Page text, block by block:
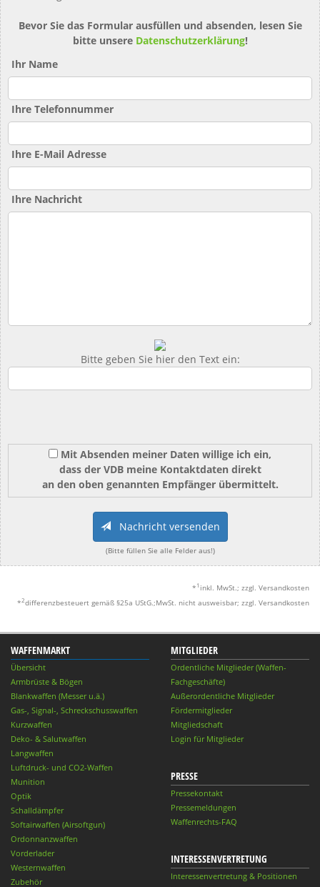
Bevor Sie das Formular ausfüllen und absenden, lesen Sie
bitte unsere Datenschutzerklärung!
Ihr Name
Ihre Telefonnummer
Ihre E-Mail Adresse
Ihre Nachricht
Bitte geben Sie hier den Text ein:
Mit Absenden meiner Daten willige ich ein,
dass der VDB meine Kontaktdaten direkt
an den oben genannten Empfänger übermittelt.
Nachricht versenden
(Bitte füllen Sie alle Felder aus!)
* 1 inkl. MwSt.; zzgl. Versandkosten
*2differenzbesteuert gemäß §25a UStG.;MwSt. nicht ausweisbar; zzgl. Versandkosten
WAFFENMARKT
Übersicht
Armbrüste & Bögen
Blankwaffen (Messer u.ä.)
Gas-, Signal-, Schreckschusswaffen
Kurzwaffen
Deko- & Salutwaffen
Langwaffen
Luftdruck- und CO2-Waffen
Munition
Optik
Schalldämpfer
Softairwaffen (Airsoftgun)
Ordonnanzwaffen
Vorderlader
Westernwaffen
Zubehör
MITGLIEDER
Ordentliche Mitglieder (Waffen-
Fachgeschäfte)
Außerordentliche Mitglieder
Fördermitglieder
Mitgliedschaft
Login für Mitglieder
PRESSE
Pressekontakt
Pressemeldungen
Waffenrechts-FAQ
INTERESSENVERTRETUNG
Interessenvertretung & Positionen